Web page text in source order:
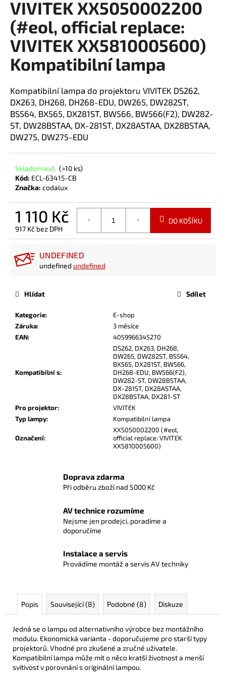
VIVITEK XX5050002200
(#eol, official replace:
VIVITEK XX5810005600)
Kompatibilní lampa
Kompatibilní lampa do projektoru VIVITEK DS262,
DX263, DH268, DH268-EDU, DW265, DW282ST,
BS564, BX565, DX281ST, BW566, BW566(F2), DW282-
ST, DW28BSTAA, DX-281ST, DX28ASTAA, DX28BSTAA,
DW275, DW275-EDU
Skladem ext. (>10 ks)
Kód: ECL-63415-CB
Značka: codalux
1 110 Kč
917 Kč bez DPH
Měrná
DO KOŠÍKU
UNDEFINED
undefined undefined
Kategorie:
E-shop
Záruka:
3 měsíce
EAN: 4059966345270
Kompatibilní s:
DS262, DX263, DH268,
DW265, DW282ST, BS564,
BX565, DX281ST, BW566,
DH268-EDU, BW566(F2),
DW282-ST, DW28BSTAA,
DX-281ST, DX28ASTAA,
DX28BSTAA, DX281-ST
Pro projektor:
VIVITEK
Typ lampy: Kompatibilní lampa
Označení:
XX5050002200 (#eol,
official replace: VIVITEK
XX5810005600)
Hlídat Sdílet
Doprava zdarma
Při odběru zboží nad 5000 Kč
AV technice rozumíme
Nejsme jen prodejci, poradíme a
doporučíme
Instalace a servis
Provádíme montáž a servis AV techniky
Popis Související (8) Podobné (8) Diskuze
Jedná se o lampu od alternativního výrobce bez montážního
modulu. Ekonomická varianta - doporučujeme pro starší typy
projektorů. Vhodné pro zkušené a zručné uživatele.
Kompatibilní lampa může mít o něco kratší životnost a menší
svítivost v porovnání s originální lampou.
a
j
í
t
?
HLEDAT